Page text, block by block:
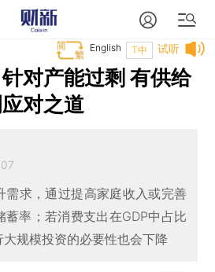
试听
T中
English
对产能过剩 有供给
对之道
需求，通过提高家庭收入或完善
蓄率；若消费支出在GDP中占比
规模投资的必要性也会下降